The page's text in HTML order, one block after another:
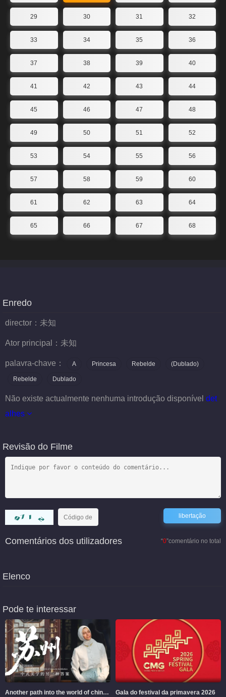
29 30 31 32
33 34 35 36
37 38 39 40
41 42 43 44
45 46 47 48
49 50 51 52
53 54 55 56
57 58 59 60
61 62 63 64
65 66 67 68
Enredo
director： 未知
Ator principal： 未知
palavra-chave： A Princesa Rebelde (Dublado)
Rebelde Dublado
Não existe actualmente nenhuma introdução disponível det
alhes
Revisão do Filme
“0”comentário no total
Comentários dos utilizadores
Elenco
Pode te interessar
Another path into the world of chinese aesthetics Gala do festival da primavera 2026